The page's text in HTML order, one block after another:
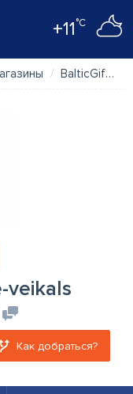
+11°C
BalticGifts.com, e-veikals
veikals
Как добраться?